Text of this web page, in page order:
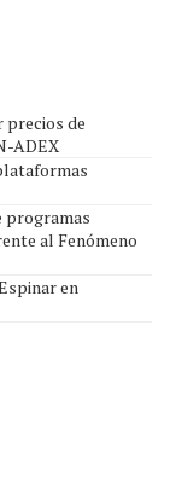
precios de
ADEX
programas
al Fenómeno
en